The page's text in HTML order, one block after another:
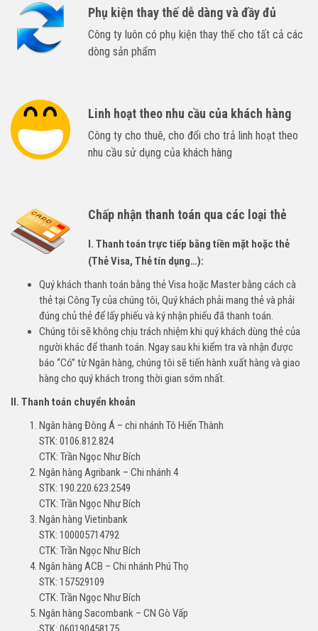
Phụ kiện thay thế dễ dàng và đầy đủ
Công ty luôn có phụ kiện thay thế cho tất cả các
dòng sản phẩm
Linh hoạt theo nhu cầu của khách hàng
Công ty cho thuê, cho đổi cho trả linh hoạt theo
nhu cầu sử dụng của khách hàng
Chấp nhận thanh toán qua các loại thẻ
I. Thanh toán trực tiếp bằng tiền mặt hoặc thẻ
(Thẻ Visa, Thẻ tín dụng…):
Quý khách thanh toán bằng thẻ Visa hoặc Master bằng cách cà
thẻ tại Công Ty của chúng tôi, Quý khách phải mang thẻ và phải
đúng chủ thẻ để lấy phiếu và ký nhận phiếu đã thanh toán.
Chúng tôi sẽ không chịu trách nhiệm khi quý khách dùng thẻ của
người khác để thanh toán. Ngay sau khi kiểm tra và nhận được
báo “Có” từ Ngân hàng, chúng tôi sẽ tiến hành xuất hàng và giao
hàng cho quý khách trong thời gian sớm nhất.
II. Thanh toán chuyển khoản
Ngân hàng Đông Á – chi nhánh Tô Hiến Thành
STK: 0106.812.824
CTK: Trần Ngọc Như Bích
Ngân hàng Agribank – Chi nhánh 4
STK: 190.220.623.2549
CTK: Trần Ngọc Như Bích
Ngân hàng Vietinbank
STK: 100005714792
CTK: Trần Ngọc Như Bích
Ngân hàng ACB – Chi nhánh Phú Thọ
STK: 157529109
CTK: Trần Ngọc Như Bích
Ngân hàng Sacombank – CN Gò Vấp